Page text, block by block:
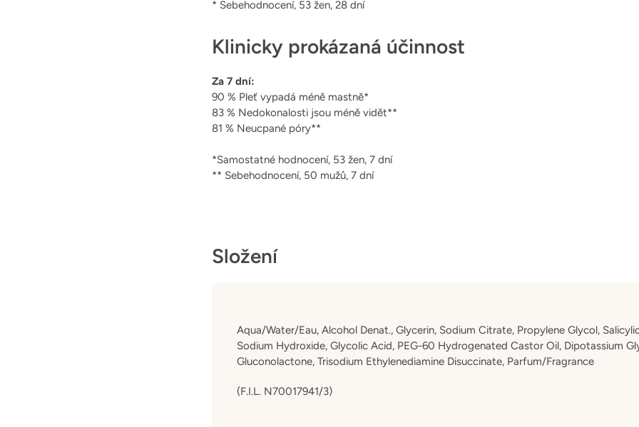
* Sebehodnocení, 53 žen, 28 dní
Klinicky prokázaná účinnost
Za 7 dní:
90 % Pleť vypadá méně mastně*
83 % Nedokonalosti jsou méně vidět**
81 % Neucpané póry**
*Samostatné hodnocení, 53 žen, 7 dní
** Sebehodnocení, 50 mužů, 7 dní
Složení
Aqua/Water/Eau, Alcohol Denat., Glycerin, Sodium Citrate, Propylene Glycol,
Sodium Hydroxide, Glycolic Acid, PEG-60 Hydrogenated Castor Oil, Dipotassium
Gluconolactone, Trisodium Ethylenediamine Disuccinate, Parfum/Fragrance
(F.I.L. N70017941/3)